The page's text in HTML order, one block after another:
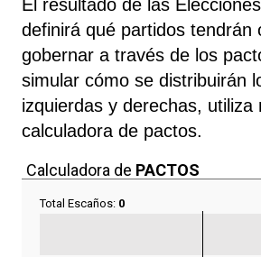
El resultado de las
definirá qué partidos tendrán
gobernar a través de los
simular cómo se distribuirán
izquierdas y derechas, utiliza
calculadora de pactos.
Calculadora de PACTOS
Total Escaños: 0